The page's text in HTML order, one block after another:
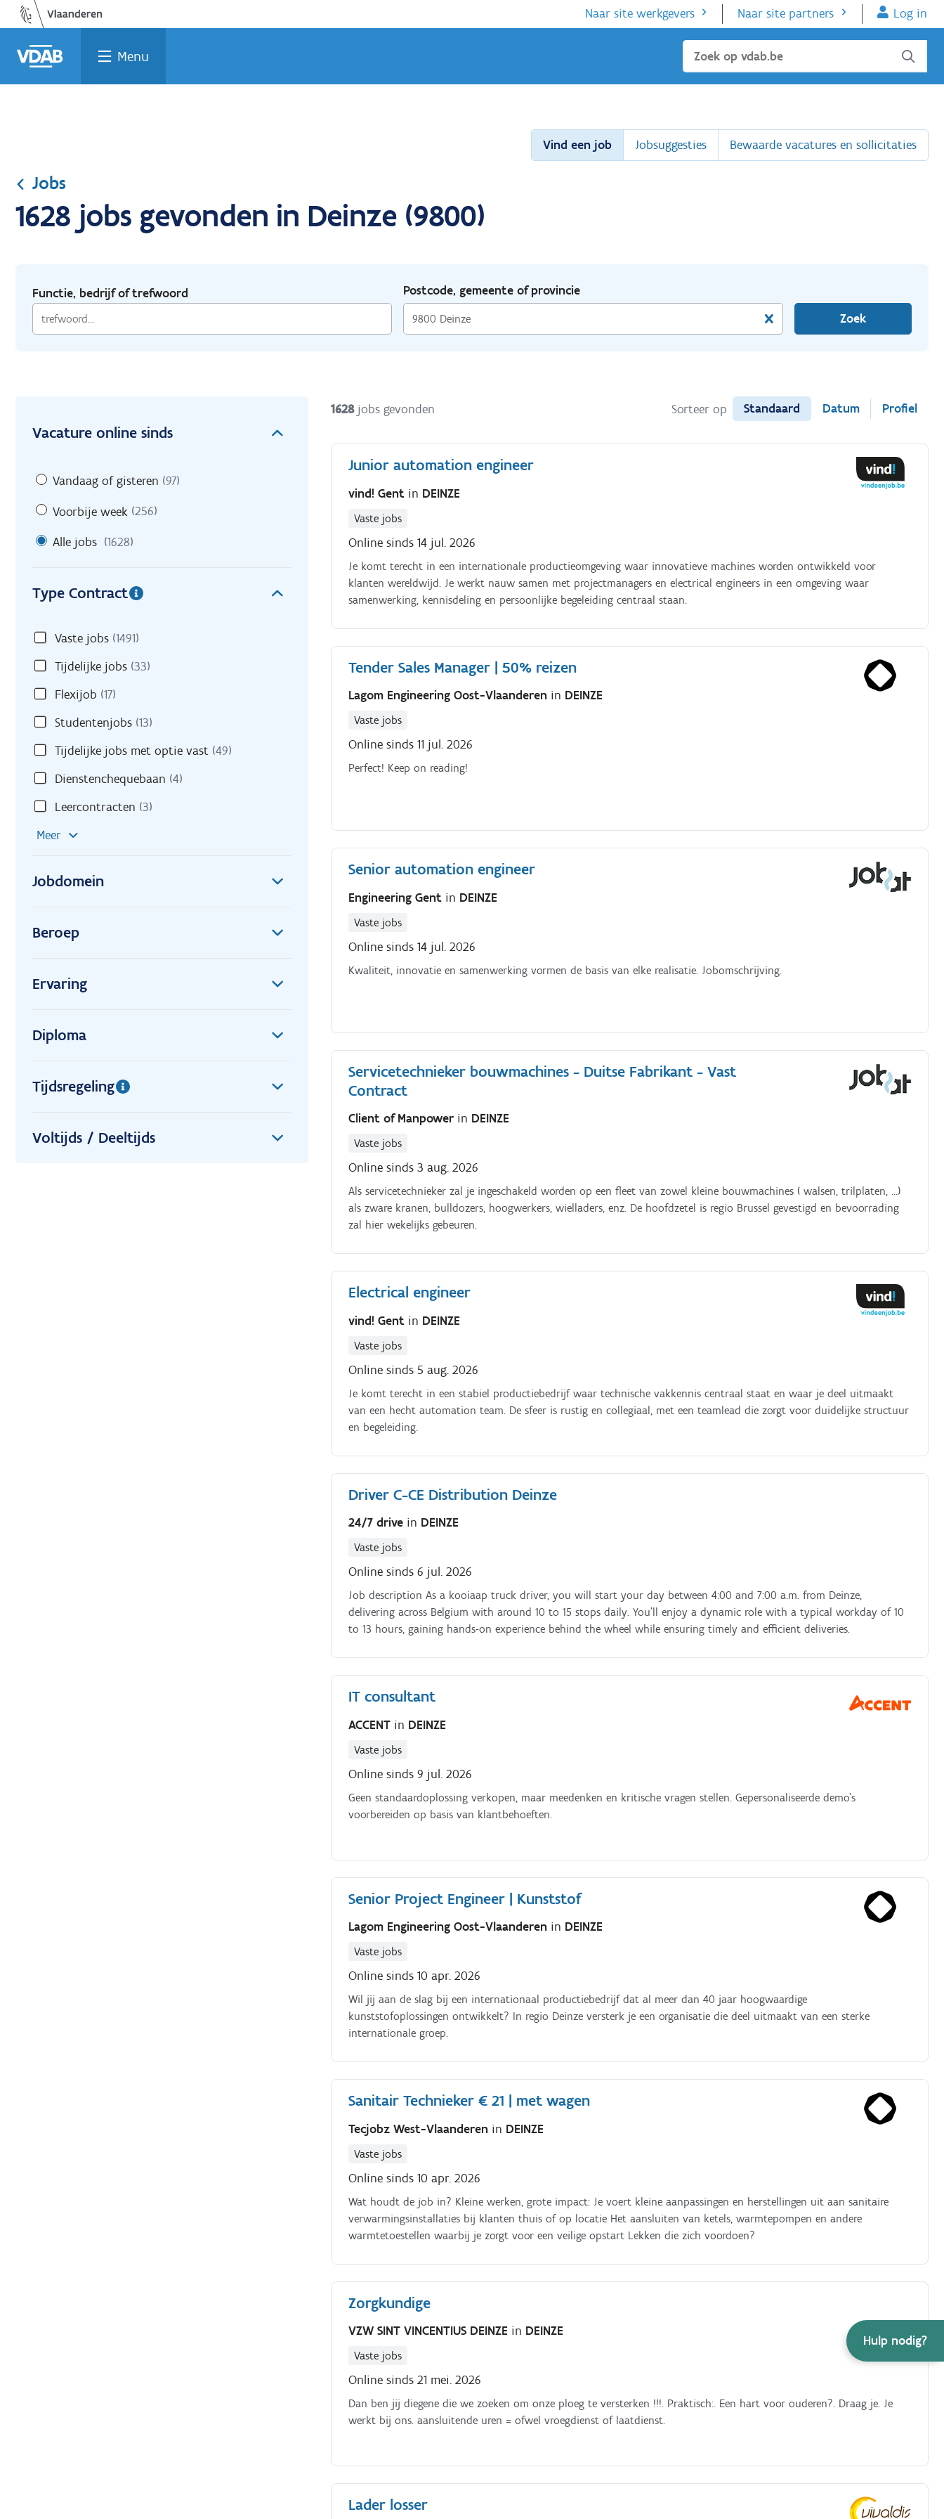
Ga
naar
de
inhoud
Vind
een
job
Vind
een
opleiding
Welke
job
past
bij
Terug
naar
home
Naar site werkgevers Naar site partners Log in
Menu Sluiten
Hulp nodig?
Vind een job Jobsuggesties Bewaarde vacatures en sollicitaties
Jobs
1628 jobs gevonden in Deinze (9800)
Functie, bedrijf of trefwoord
Postcode, gemeente of provincie
Zoek
Vacature online sinds
Vandaag of gisteren (97)
Voorbije week (256)
Alle jobs (1628)
Type Contract
Vaste jobs (1491)
Tijdelijke jobs (33)
Flexijob (17)
Studentenjobs (13)
Tijdelijke jobs met optie vast (49)
Dienstenchequebaan (4)
Leercontracten (3)
Meer
Jobdomein
Beroep
Ervaring
Diploma
Tijdsregeling
Voltijds / Deeltijds
1628 jobs gevonden Sorteer op Standaard Datum Profiel
Junior automation engineer
vind! Gent in DEINZE
Vaste jobs
Online sinds 14 jul. 2026
Je komt terecht in een internationale productieomgeving waar innovatieve machines worden ontwikkeld voor
klanten wereldwijd. Je werkt nauw samen met projectmanagers en electrical engineers in een omgeving waar
samenwerking, kennisdeling en persoonlijke begeleiding centraal staan.
Tender Sales Manager | 50% reizen
Lagom Engineering Oost-Vlaanderen in DEINZE
Vaste jobs
Online sinds 11 jul. 2026
Perfect! Keep on reading!
Senior automation engineer
Engineering Gent in DEINZE
Vaste jobs
Online sinds 14 jul. 2026
Kwaliteit, innovatie en samenwerking vormen de basis van elke realisatie. Jobomschrijving.
Servicetechnieker bouwmachines - Duitse Fabrikant - Vast
Contract
Client of Manpower in DEINZE
Vaste jobs
Online sinds 3 aug. 2026
Als servicetechnieker zal je ingeschakeld worden op een fleet van zowel kleine bouwmachines ( walsen, trilplaten, …)
als zware kranen, bulldozers, hoogwerkers, wielladers, enz. De hoofdzetel is regio Brussel gevestigd en bevoorrading
zal hier wekelijks gebeuren.
Electrical engineer
vind! Gent in DEINZE
Vaste jobs
Online sinds 5 aug. 2026
Je komt terecht in een stabiel productiebedrijf waar technische vakkennis centraal staat en waar je deel uitmaakt
van een hecht automation team. De sfeer is rustig en collegiaal, met een teamlead die zorgt voor duidelijke structuur
en begeleiding.
Driver C-CE Distribution Deinze
24/7 drive in DEINZE
Vaste jobs
Online sinds 6 jul. 2026
Job description As a kooiaap truck driver, you will start your day between 4:00 and 7:00 a.m. from Deinze,
delivering across Belgium with around 10 to 15 stops daily. You’ll enjoy a dynamic role with a typical workday of 10
to 13 hours, gaining hands-on experience behind the wheel while ensuring timely and efficient deliveries.
IT consultant
ACCENT in DEINZE
Vaste jobs
Online sinds 9 jul. 2026
Geen standaardoplossing verkopen, maar meedenken en kritische vragen stellen. Gepersonaliseerde demo’s
voorbereiden op basis van klantbehoeften.
Senior Project Engineer | Kunststof
Lagom Engineering Oost-Vlaanderen in DEINZE
Vaste jobs
Online sinds 10 apr. 2026
Wil jij aan de slag bij een internationaal productiebedrijf dat al meer dan 40 jaar hoogwaardige
kunststofoplossingen ontwikkelt? In regio Deinze versterk je een organisatie die deel uitmaakt van een sterke
internationale groep.
Sanitair Technieker € 21 | met wagen
Tecjobz West-Vlaanderen in DEINZE
Vaste jobs
Online sinds 10 apr. 2026
Wat houdt de job in? Kleine werken, grote impact: Je voert kleine aanpassingen en herstellingen uit aan sanitaire
verwarmingsinstallaties bij klanten thuis of op locatie Het aansluiten van ketels, warmtepompen en andere
warmtetoestellen waarbij je zorgt voor een veilige opstart Lekken die zich voordoen?
Zorgkundige
VZW SINT VINCENTIUS DEINZE in DEINZE
Vaste jobs
Online sinds 21 mei. 2026
Dan ben jij diegene die we zoeken om onze ploeg te versterken !!!. Praktisch:. Een hart voor ouderen?. Draag je. Je
werkt bij ons. aansluitende uren = ofwel vroegdienst of laatdienst.
Lader losser